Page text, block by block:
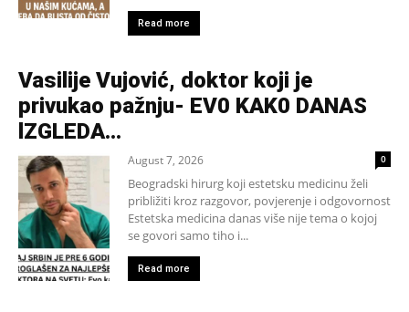
Read more
Vasilije Vujović, doktor koji je
privukao pažnju- EV0 KAK0 DANAS
lZGLEDA…
August 7, 2026 0
Beogradski hirurg koji estetsku medicinu želi
približiti kroz razgovor, povjerenje i odgovornost
Estetska medicina danas više nije tema o kojoj
se govori samo tiho i...
Read more